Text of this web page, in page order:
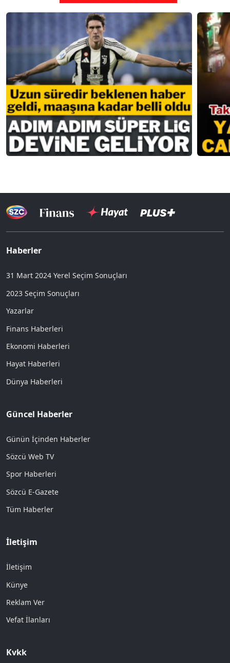
Haberler
31 Mart 2024 Yerel Seçim Sonuçları
2023 Seçim Sonuçları
Yazarlar
Finans Haberleri
Ekonomi Haberleri
Hayat Haberleri
Dünya Haberleri
Güncel Haberler
Günün İçinden Haberler
Sözcü Web TV
Spor Haberleri
Sözcü E-Gazete
Tüm Haberler
İletişim
İletişim
Künye
Reklam Ver
Vefat İlanları
Kvkk